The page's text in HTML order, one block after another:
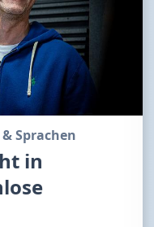
Sprachen
in